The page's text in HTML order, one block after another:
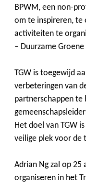
BPWM, een non-
om te inspireren, te
activiteiten te
– Duurzame
TGW is toegewijd
verbeteringen van
partnerschappen te
Het doel van TGW
veilige plek voor de
Adrian Ng zal op 25
organiseren in het